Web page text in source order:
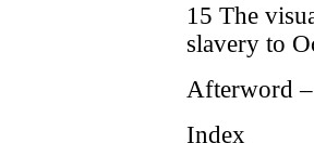
15 The
slavery to
Afterword
Index